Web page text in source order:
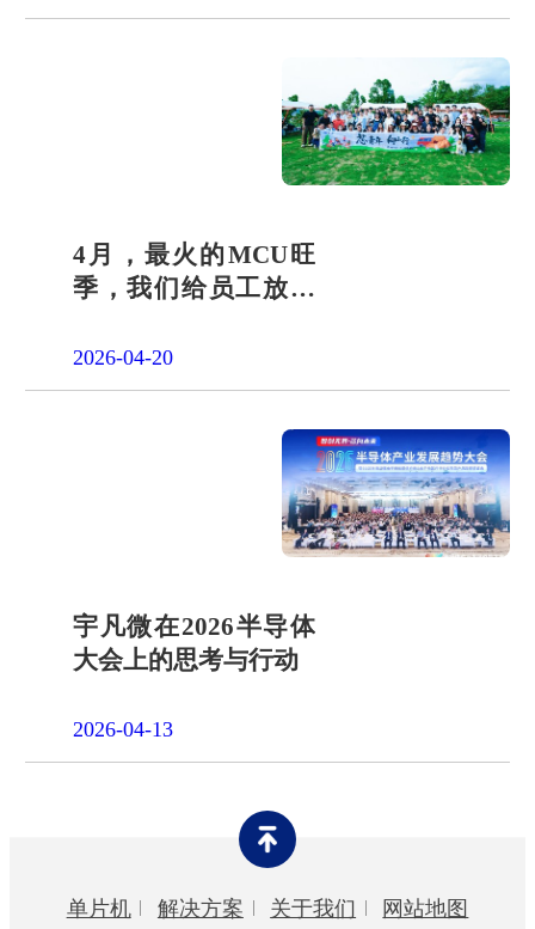
4月，最火的MCU旺
季，我们给员工放了
2026-04-20
宇凡微在2026半导体
大会上的思考与行动
2026-04-13
单片机 解决方案 关于我们 网站地图